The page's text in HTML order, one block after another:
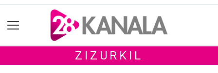
ZIZURKIL